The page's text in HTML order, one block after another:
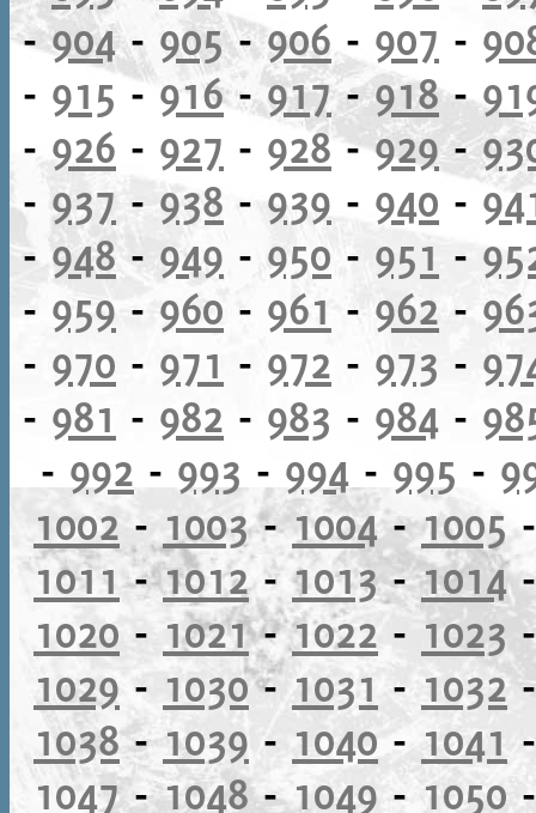
-904- 905-906 - 907 -
- 915 -916-917-918-
- 926 - 927 - 928-929-
- 937 -938 - 939 - 940 -
-948- 949 - 950 - 951 -
- 959 - 960 - 961 - 962 -
- 970 - 971 - 972 - 973 -
- 981 - 982 - 983 - 984 -
- 992 - 993 - 994 - 995 -
1002 - 1003-1004-1005
1011-1012-1013-1014
1020 - 1021-1022 - 1023
1029 - 1030-1031 - 1032
1038-1039 - 1040-1041
1047-1048-1049-1050